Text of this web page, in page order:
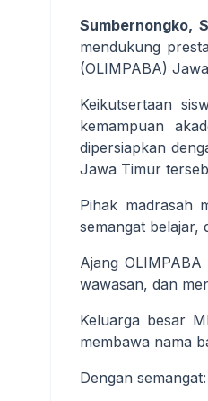
Sumbernongko,
mendukung
(OLIMPABA)
Keikutsertaan
kemampuan
dipersiapkan
Jawa Timur
Pihak madrasah
semangat belajar,
Ajang
wawasan, dan
Keluarga besar
membawa nama
Dengan semangat: